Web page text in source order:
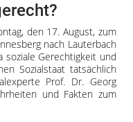
den 17. August, zum
nach Lauterbach
Gerechtigkeit und
Sozialstaat tatsächlich
Prof. Dr. Georg
und Fakten zum